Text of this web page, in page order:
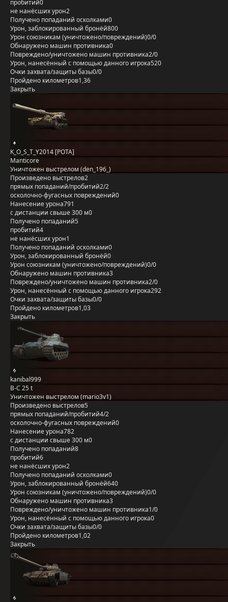
пробитий0
не нанёсших урон2
Получено попаданий осколками0
Урон, заблокированный бронёй800
Урон союзникам (уничтожено/повреждений)0/0
Обнаружено машин противника0
Повреждено/уничтожено машин противника2/0
Урон, нанесённый с помощью данного игрока520
Очки захвата/защиты базы0/0
Пройдено километров1,36
Закрыть
K_O_S_T_Y2014 [POTA]
Manticore
Уничтожен выстрелом (den_196_)
Произведено выстрелов2
прямых попаданий/пробитий2/2
осколочно-фугасных повреждений0
Нанесение урона791
с дистанции свыше 300 м0
Получено попаданий5
пробитий4
не нанёсших урон1
Получено попаданий осколками0
Урон, заблокированный бронёй0
Урон союзникам (уничтожено/повреждений)0/0
Обнаружено машин противника3
Повреждено/уничтожено машин противника2/0
Урон, нанесённый с помощью данного игрока292
Очки захвата/защиты базы0/0
Пройдено километров1,03
Закрыть
kanibal999
B-C 25 t
Уничтожен выстрелом (mario3v1)
Произведено выстрелов5
прямых попаданий/пробитий4/2
осколочно-фугасных повреждений0
Нанесение урона782
с дистанции свыше 300 м0
Получено попаданий8
пробитий6
не нанёсших урон2
Получено попаданий осколками0
Урон, заблокированный бронёй640
Урон союзникам (уничтожено/повреждений)0/0
Обнаружено машин противника3
Повреждено/уничтожено машин противника1/0
Урон, нанесённый с помощью данного игрока0
Очки захвата/защиты базы0/0
Пройдено километров1,02
Закрыть